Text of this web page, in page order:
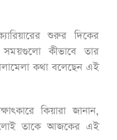
শুরুর দিকের
সময়গুলো কীভাবে তার
কথা বলেছেন এই
কিয়ারা জানান,
তাকে আজকের এই